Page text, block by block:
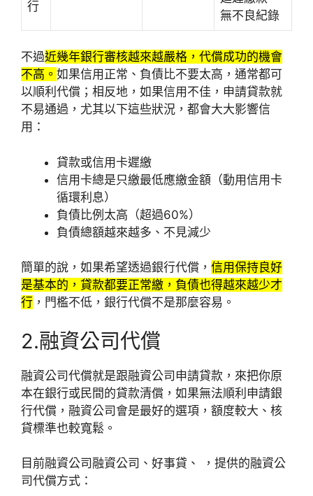
行
無不良紀錄
不過近幾年銀行審核越來越嚴格，代償成功的機會
不高。 如果信用正常、負債比不要太高，通常都可
以順利代償；相反地，如果信用不佳，申請貸款就
不易通過，尤其以下這些狀況，都會大大影響信
用：
貸款或信用卡遲繳
信用卡總是只繳最低應繳金額（動用信用卡
循環利息）
負債比例太高（超過60%）
負債總額越來越多、不見減少
簡單的說，如果希望透過銀行代償， 信用保持良好
是基本的，貸款都要正常繳，負債也得越來越少才
行 ，門檻不低，銀行代償不是那麼容易。
2.融資公司代償
融資公司代償就是跟融資公司申請貸款，來把你原
本在銀行或民間的貸款清償，如果無法順利申請銀
行代償，融資公司會是最好的選項，額度較大、核
貸標準也較寬鬆。
目前融資公司融資公司、好事貸、 ，提供的融資公
司代償方式：